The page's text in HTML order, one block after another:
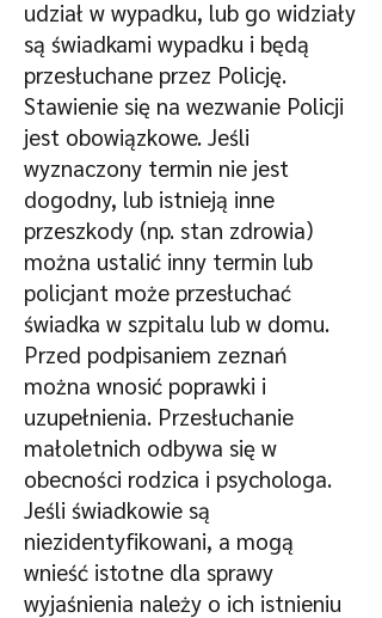
udział w wypadku, lub go widziały
są świadkami wypadku i będą
przesłuchane przez Policję.
Stawienie się na wezwanie Policji
jest obowiązkowe. Jeśli
wyznaczony termin nie jest
dogodny, lub istnieją inne
przeszkody (np. stan zdrowia)
można ustalić inny termin lub
policjant może przesłuchać
świadka w szpitalu lub w domu.
Przed podpisaniem zeznań
można wnosić poprawki i
uzupełnienia. Przesłuchanie
małoletnich odbywa się w
obecności rodzica i psychologa.
Jeśli świadkowie są
niezidentyfikowani, a mogą
wnieść istotne dla sprawy
wyjaśnienia należy o ich istnieniu